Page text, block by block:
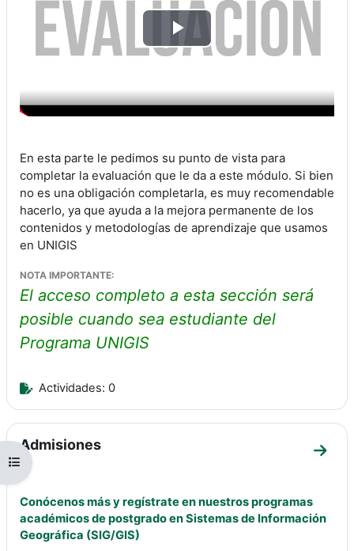
Abrir índice del curso
Reproducir
En esta parte le pedimos su punto de vista para
completar la evaluación que le da a este módulo. Si bien
no es una obligación completarla, es muy recomendable
hacerlo, ya que ayuda a la mejora permanente de los
contenidos y metodologías de aprendizaje que usamos
en UNIGIS
NOTA IMPORTANTE:
El acceso completo a esta sección será
posible cuando sea estudiante del
Programa UNIGIS
Actividades: 0
Admisiones
Ir a
Conócenos más y regístrate en nuestros programas
académicos de postgrado en Sistemas de Información
Geográfica (SIG/GIS)